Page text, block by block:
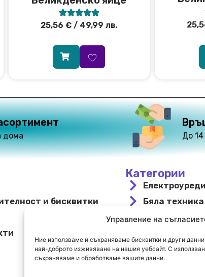
Управление на
Ние използваме и съхраняваме бисквитки и други
най-доброто изживяване на нашия уебсайт. С
съхраняваме и обработваме вашите данни.

25,56€ / 49,99 лв.
дома До
и бисквитки
Категории
Електроуреди
Бяла техника
За
Охлаждане и
Намалени